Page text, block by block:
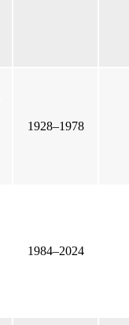
1928–1978
1984–2024